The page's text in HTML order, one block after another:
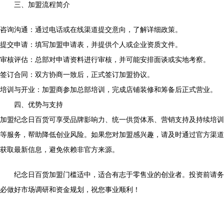
三、加盟流程简介
咨询沟通：通过电话或在线渠道提交意向，了解详细政策。
提交申请：填写加盟申请表，并提供个人或企业资质文件。
审核评估：总部对申请资料进行审核，并可能安排面谈或实地考察。
签订合同：双方协商一致后，正式签订加盟协议。
培训与开业：加盟商参加总部培训，完成店铺装修和筹备后正式营业。
四、优势与支持
加盟纪念日百货可享受品牌影响力、统一供货体系、营销支持及持续培训
等服务，帮助降低创业风险。如果您对加盟感兴趣，请及时通过官方渠道
获取最新信息，避免依赖非官方来源。
纪念日百货加盟门槛适中，适合有志于零售业的创业者。投资前请务
必做好市场调研和资金规划，祝您事业顺利！